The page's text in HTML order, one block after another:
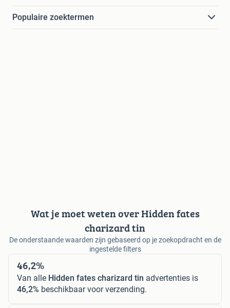
Populaire zoektermen
Wat je moet weten over Hidden fates
charizard tin
De onderstaande waarden zijn gebaseerd op je zoekopdracht en de
ingestelde filters
46,2%
Van alle Hidden fates charizard tin advertenties is
46,2% beschikbaar voor verzending.